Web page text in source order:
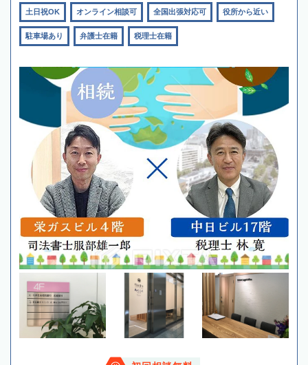
土日祝OK オンライン相談可 全国出張対応可 役所から近い
駐車場あり 弁護士在籍 税理士在籍